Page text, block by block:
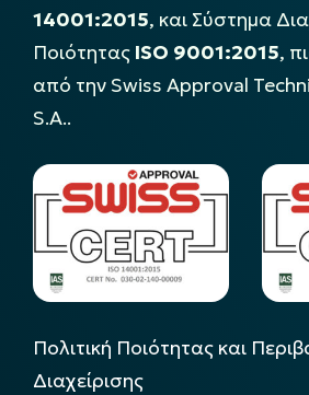
14001:2015, και Σύστημα
Ποιότητας ISO 9001:2015,
από την Swiss Approval
S.A..
Πολιτική Ποιότητας και
Διαχείρισης